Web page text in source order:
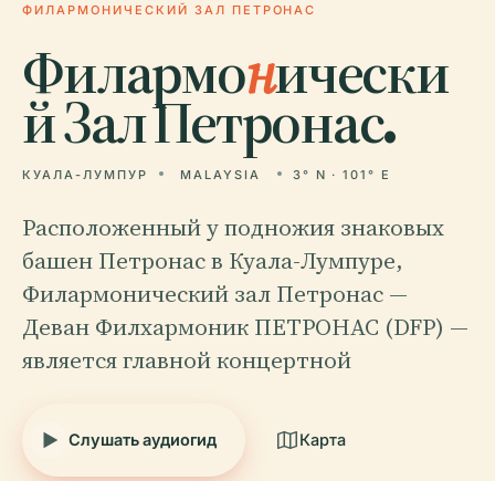
ФИЛАРМОНИЧЕСКИЙ ЗАЛ ПЕТРОНАС
Филармонически
й Зал Петронас.
КУАЛА-ЛУМПУР MALAYSIA 3° N · 101° E
Расположенный у подножия знаковых
башен Петронас в Куала-Лумпуре,
Филармонический зал Петронас —
Деван Филхармоник ПЕТРОНАС (DFP) —
является главной концертной
Слушать аудиогид Карта